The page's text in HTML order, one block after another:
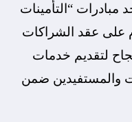
مبادرات “التأمينات
على عقد الشراكات
لتقديم خدمات
والمستفيدين ضمن